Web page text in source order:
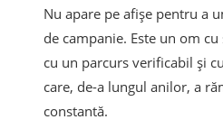
Nu apare pe afișe pentru a
de campanie. Este un om cu
cu un parcurs verificabil și
care, de-a lungul anilor, a
constantă.